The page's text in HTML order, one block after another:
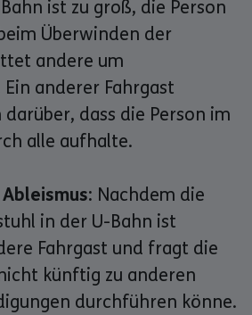
ist zu groß, die Person
Überwinden der
andere um
anderer Fahrgast
dass die Person im
alle aufhalte.
Nachdem die
in der U-Bahn ist
Fahrgast und fragt die
künftig zu anderen
durchführen könne.